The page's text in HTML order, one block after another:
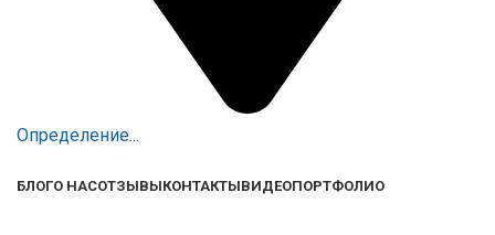
Определение...
БЛОГО НАСОТЗЫВЫКОНТАКТЫВИДЕОПОРТФОЛИО